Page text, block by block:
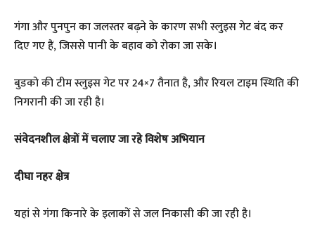
गंगा और पुनपुन का जलस्तर बढ़ने के कारण सभी स्लुइस गेट बंद कर
दिए गए हैं, जिससे पानी के बहाव को रोका जा सके।
बुडको की टीम स्लुइस गेट पर 24×7 तैनात है, और रियल टाइम स्थिति की
निगरानी की जा रही है।
संवेदनशील क्षेत्रों में चलाए जा रहे विशेष अभियान
दीघा नहर क्षेत्र
यहां से गंगा किनारे के इलाकों से जल निकासी की जा रही है।